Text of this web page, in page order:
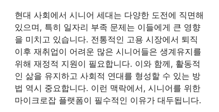
현대 사회에서 시니어 세대는 다양한 도전에 직면해
있으며, 특히 일자리 부족 문제는 이들에게 큰 영향
을 미치고 있습니다. 전통적인 고용 시장에서 퇴직
이후 재취업이 어려운 많은 시니어들은 생계유지를
위해 재정적 지원이 필요합니다. 이와 함께, 활동적
인 삶을 유지하고 사회적 연대를 형성할 수 있는 방
법 역시 중요합니다. 이런 맥락에서, 시니어를 위한
마이크로잡 플랫폼이 필수적인 이유가 대두됩니다.